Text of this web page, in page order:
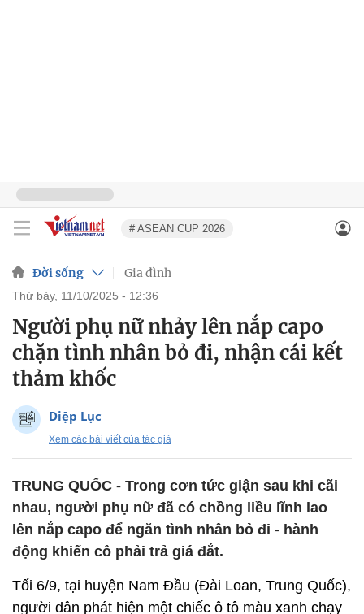
# ASEAN CUP 2026
Đời sống Gia đình
thứ bảy, 11/10/2025 - 12:36
Người phụ nữ nhảy lên nắp capo
chặn tình nhân bỏ đi, nhận cái kết
thảm khốc
Diệp Lục
Xem các bài viết của tác giả
TRUNG QUỐC - Trong cơn tức giận sau khi cãi
nhau, người phụ nữ đã có chồng liều lĩnh lao
lên nắp capo để ngăn tình nhân bỏ đi - hành
động khiến cô phải trả giá đắt.
Tối 6/9, tại huyện Nam Đầu (Đài Loan, Trung Quốc),
người dân phát hiện một chiếc ô tô màu xanh chạy